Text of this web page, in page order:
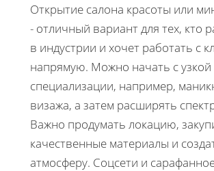
Открытие салона красоты или
- отличный вариант для тех, кто
в индустрии и хочет работать с
напрямую. Можно начать с узкой
специализации, например,
визажа, а затем расширять
Важно продумать локацию,
качественные материалы и
атмосферу. Соцсети и